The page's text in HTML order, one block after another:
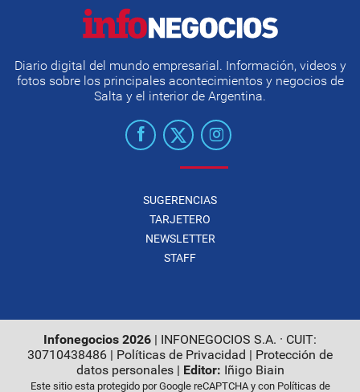
Diario digital del mundo empresarial. Información, videos y
fotos sobre los principales acontecimientos y negocios de
Salta y el interior de Argentina.
SUGERENCIAS
TARJETERO
NEWSLETTER
STAFF
Infonegocios 2026 | INFONEGOCIOS S.A. · CUIT:
30710438486 | Políticas de Privacidad | Protección de
datos personales| Editor: Iñigo Biain
Este sitio esta protegido por Google reCAPTCHA y con Políticas de